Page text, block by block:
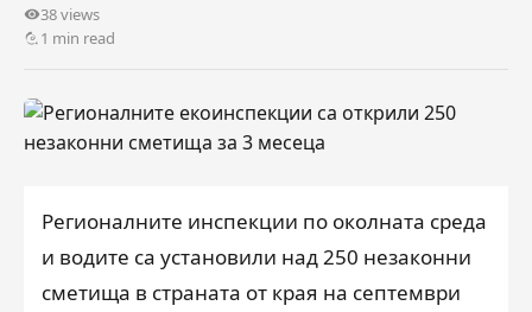
38 views
1 min read
Регионалните инспекции по околната среда
и водите са установили над 250 незаконни
сметища в страната от края на септември